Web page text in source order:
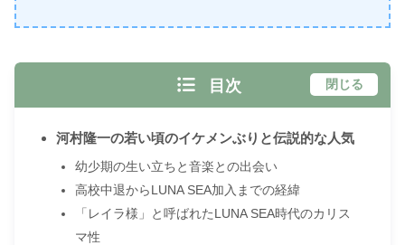
目次 閉じる
河村隆一の若い頃のイケメンぶりと伝説的な人気
幼少期の生い立ちと音楽との出会い
高校中退からLUNA SEA加入までの経緯
「レイラ様」と呼ばれたLUNA SEA時代のカリス
マ性